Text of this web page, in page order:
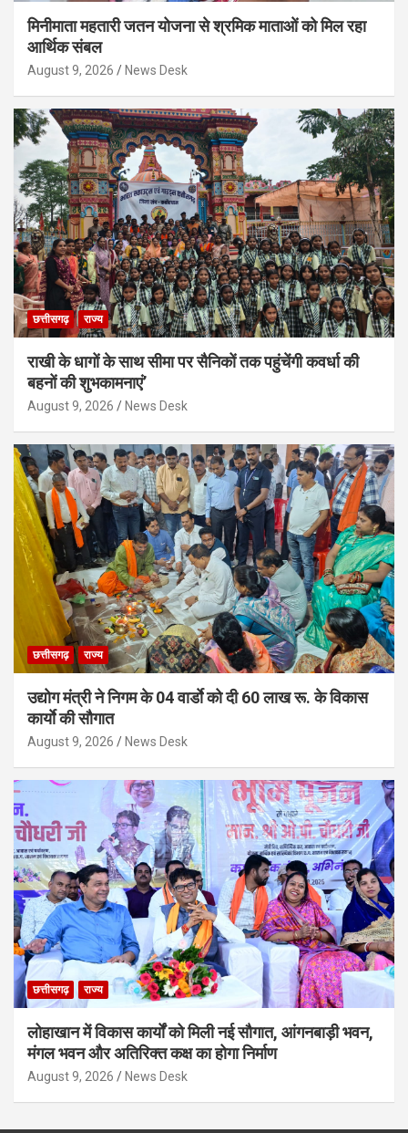
मिनीमाता महतारी जतन योजना से श्रमिक माताओं को मिल रहा
आर्थिक संबल
August 9, 2026 News Desk
छत्तीसगढ़ राज्य
राखी के धागों के साथ सीमा पर सैनिकों तक पहुंचेंगी कवर्धा की
बहनों की शुभकामनाएं’
August 9, 2026 News Desk
छत्तीसगढ़ राज्य
उद्योग मंत्री ने निगम के 04 वार्डाे को दी 60 लाख रू. के विकास
कार्याे की सौगात
August 9, 2026 News Desk
छत्तीसगढ़ राज्य
लोहाखान में विकास कार्यों को मिली नई सौगात, आंगनबाड़ी भवन,
मंगल भवन और अतिरिक्त कक्ष का होगा निर्माण
August 9, 2026 News Desk